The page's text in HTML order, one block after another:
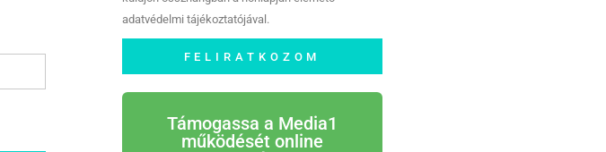
adatvédelmi tájékoztatójával.
FELIRATKOZOM
Támogassa a Media1
működését online